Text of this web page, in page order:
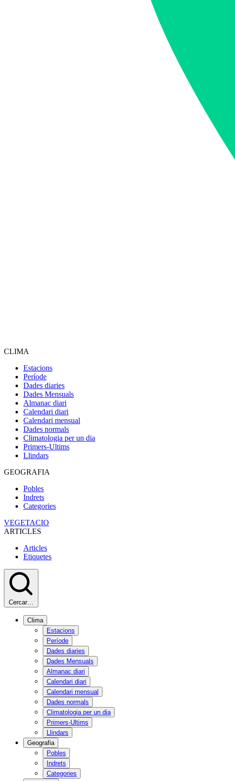
CLIMA
Estacions
Període
Dades diaries
Dades Mensuals
Almanac diari
Calendari diari
Calendari mensual
Dades normals
Climatologia per un dia
Primers-Ultims
Llindars
GEOGRAFIA
Pobles
Indrets
Categories
VEGETACIO
ARTICLES
Articles
Etiquetes
Cercar…
Clima
Estacions
Període
Dades diaries
Dades Mensuals
Almanac diari
Calendari diari
Calendari mensual
Dades normals
Climatologia per un dia
Primers-Ultims
Llindars
Geografia
Pobles
Indrets
Categories